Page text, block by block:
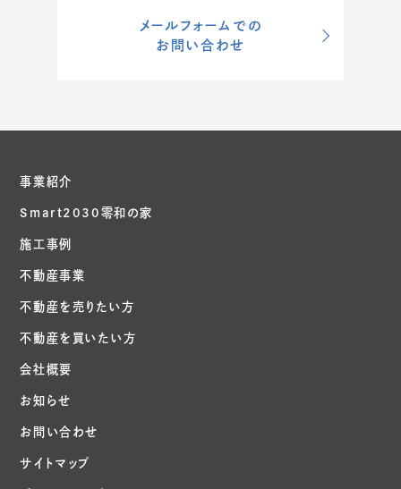
メールフォームでの
お問い合わせ
事業紹介
Smart2030零和の家
施工事例
不動産事業
不動産を売りたい方
不動産を買いたい方
会社概要
お知らせ
お問い合わせ
サイトマップ